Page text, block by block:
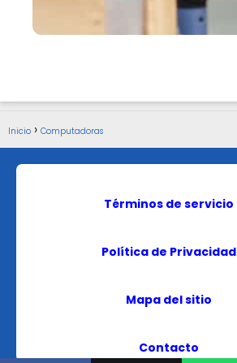
Inicio Computadoras
Términos de servicio
Política de Privacidad
Mapa del sitio
Contacto